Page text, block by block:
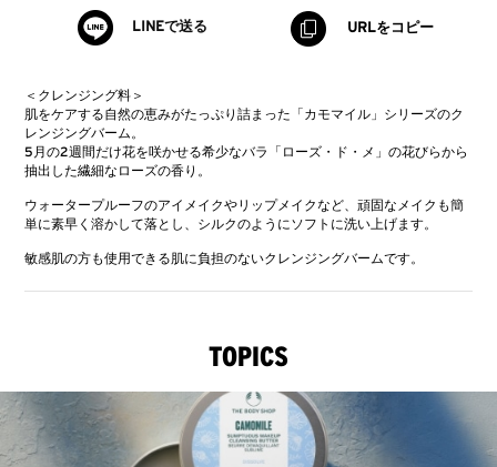
LINEで送る URLをコピー
＜クレンジング料＞
肌をケアする自然の恵みがたっぷり詰まった「カモマイル」シリーズのク
レンジングバーム。
5月の2週間だけ花を咲かせる希少なバラ「ローズ・ド・メ」の花びらから
抽出した繊細なローズの香り。
ウォータープルーフのアイメイクやリップメイクなど、頑固なメイクも簡
単に素早く溶かして落とし、シルクのようにソフトに洗い上げます。
敏感肌の方も使用できる肌に負担のないクレンジングバームです。
TOPICS